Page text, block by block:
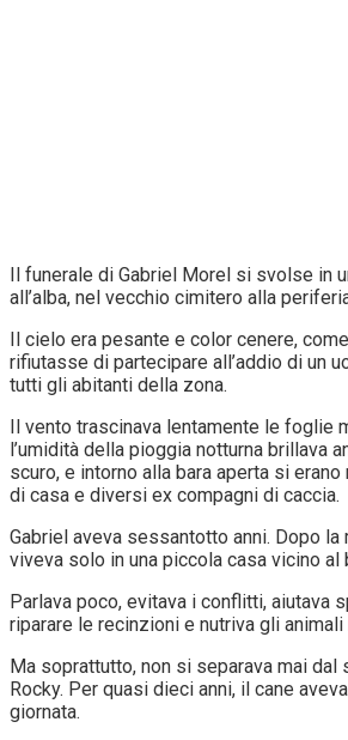
Il funerale di Gabriel Morel si svolse in
all’alba, nel vecchio cimitero alla
Il cielo era pesante e color cenere,
rifiutasse di partecipare all’addio di un
tutti gli abitanti della zona.
Il vento trascinava lentamente le foglie
l’umidità della pioggia notturna brillava
scuro, e intorno alla bara aperta si
di casa e diversi ex compagni di caccia.
Gabriel aveva sessantotto anni. Dopo
viveva solo in una piccola casa vicino al
Parlava poco, evitava i conflitti, aiutava
riparare le recinzioni e nutriva gli
Ma soprattutto, non si separava mai dal
Rocky. Per quasi dieci anni, il cane
giornata.